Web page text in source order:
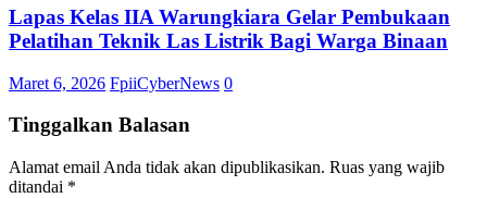
Lapas Kelas IIA Warungkiara Gelar Pembukaan
Pelatihan Teknik Las Listrik Bagi Warga Binaan
Maret 6, 2026 FpiiCyberNews 0
Tinggalkan Balasan
Alamat email Anda tidak akan dipublikasikan. Ruas yang wajib
ditandai *